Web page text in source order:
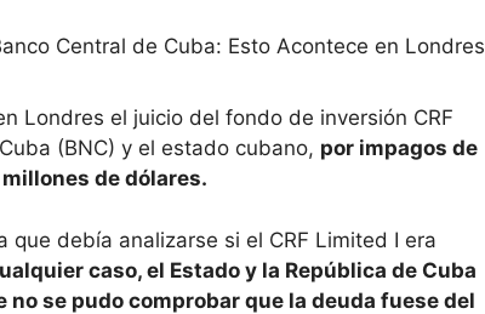
Central de Cuba: Esto Acontece en Londres
Londres el juicio del fondo de inversión CRF
(BNC) y el estado cubano, por impagos de
de dólares.
debía analizarse si el CRF Limited I era
caso, el Estado y la República de Cuba
se pudo comprobar que la deuda fuese del